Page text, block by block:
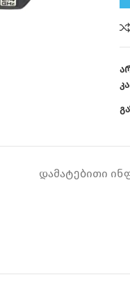
ᲓᲐᲛᲐᲢᲔᲑᲘᲗᲘ